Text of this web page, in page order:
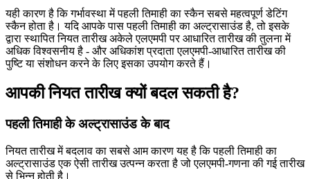
यही कारण है कि गर्भावस्था में पहली तिमाही का स्कैन सबसे महत्वपूर्ण डेटिंग
स्कैन होता है। यदि आपके पास पहली तिमाही का अल्ट्रासाउंड है, तो इसके
द्वारा स्थापित नियत तारीख अकेले एलएमपी पर आधारित तारीख की तुलना में
अधिक विश्वसनीय है - और अधिकांश प्रदाता एलएमपी-आधारित तारीख की
पुष्टि या संशोधन करने के लिए इसका उपयोग करते हैं।
आपकी नियत तारीख क्यों बदल सकती है?
पहली तिमाही के अल्ट्रासाउंड के बाद
नियत तारीख में बदलाव का सबसे आम कारण यह है कि पहली तिमाही का
अल्ट्रासाउंड एक ऐसी तारीख उत्पन्न करता है जो एलएमपी-गणना की गई तारीख
से भिन्न होती है।